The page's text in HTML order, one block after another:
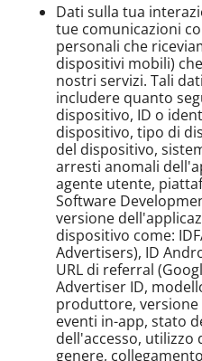
Dati sulla tua
tue comunicazioni
personali che
dispositivi mobili)
nostri servizi. Tali
includere quanto
dispositivo, ID o
dispositivo, tipo di
del dispositivo,
arresti anomali
agente utente,
Software
versione
dispositivo come:
Advertisers), ID
URL di referral
Advertiser ID,
produttore,
eventi in-app, stato
dell'accesso, utilizzo
genere,